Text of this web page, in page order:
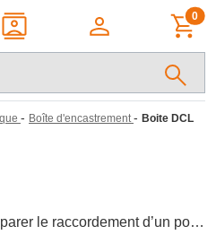
0
- Boîte d'encastrement - Boite DCL
La boite DCL permet de préparer le raccordement d’un point lumineux au plafond ou en applique, avec un support adapté aux installations électriques intérieures. Cette catégorie regroupe des boîtes pour luminaires, couvercles et accessoires de connexion destinés à organiser la sortie de câble, faciliter la pose du luminaire et assurer une finition propre du point d’éclairage dans le logement ou local technique.